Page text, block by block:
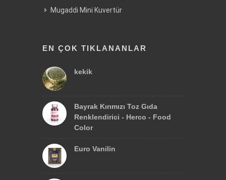
Mugaddi Mini Kuvertür
EN ÇOK TIKLANANLAR
kekik
Bayrak Kırımızı Toz Gıda
Renklendirici - Herco - Food
Color
Euro Vanilin